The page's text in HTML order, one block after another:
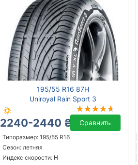
195/55 R16 87H
Uniroyal Rain Sport 3
2240-2440 ₴ Сравнить
Типоразмер: 195/55 R16
Сезон: летняя
Индекс скорости: H